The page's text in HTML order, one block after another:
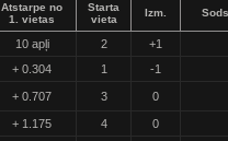
Atstarpe no
1. vietas
Starta
vieta
Izm. Sods
10 apļi 2
+1
+ 0.304 1 -1
+ 0.707 3 0
+ 1.175 4
0